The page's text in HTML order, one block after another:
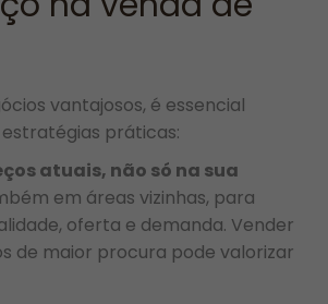
vantajosos, é essencial
práticas:
atuais, não só na sua
em áreas vizinhas, para
oferta e demanda. Vender
de maior procura pode valorizar